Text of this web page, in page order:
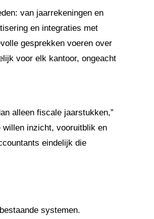
van jaarrekeningen en
en integraties met
gesprekken voeren over
voor elk kantoor, ongeacht
alleen fiscale jaarstukken,”
willen inzicht, vooruitblik en
eindelijk die
systemen.